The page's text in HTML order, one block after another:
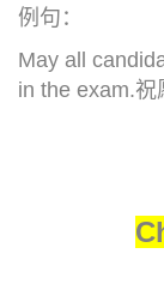
例句：
May all
in the exam.